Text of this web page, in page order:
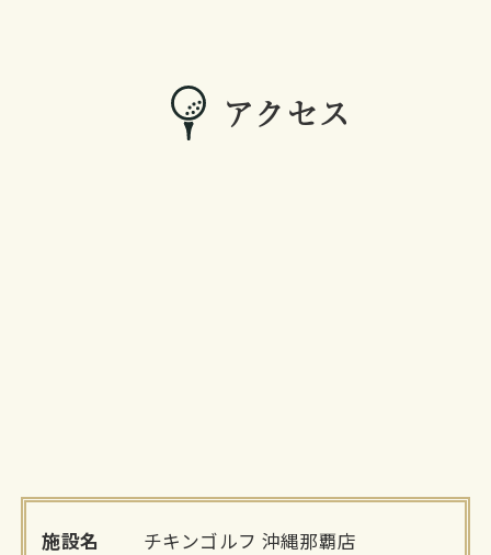
アクセス
施設名 チキンゴルフ 沖縄那覇店